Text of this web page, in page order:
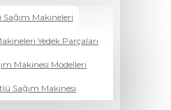
Sağım Makineleri
Yedek Parçaları
Makinesi Modelleri
Sağım Makinesi